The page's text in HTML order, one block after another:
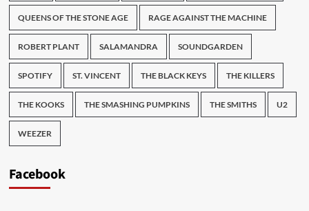
QUEENS OF THE STONE AGE RAGE AGAINST THE MACHINE
ROBERT PLANT SALAMANDRA SOUNDGARDEN
SPOTIFY ST. VINCENT THE BLACK KEYS THE KILLERS
THE KOOKS THE SMASHING PUMPKINS THE SMITHS U2
WEEZER
Facebook